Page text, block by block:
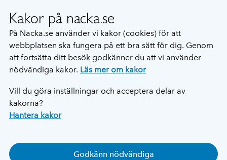
Kakor på nacka.se
På Nacka.se använder vi kakor (cookies) för att
webbplatsen ska fungera på ett bra sätt för dig. Genom
att fortsätta ditt besök godkänner du att vi använder
nödvändiga kakor. Läs mer om kakor
Vill du göra inställningar och acceptera delar av
kakorna?
Hantera kakor
Godkänn nödvändiga